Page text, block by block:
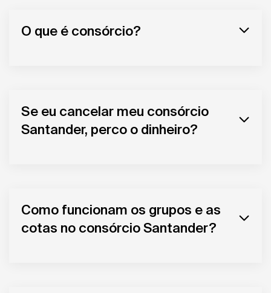
O que é consórcio?
Se eu cancelar meu consórcio
Santander, perco o dinheiro?
Como funcionam os grupos e as
cotas no consórcio Santander?